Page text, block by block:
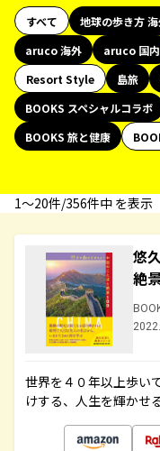
すべて 地球の歩き方
aruco 海外
aruco 国内
Resort Style
島旅
BOOKS スペシャルコラボ
BOOKS 旅と健康
1〜20件/356件中 を表示
悠
絶
世界を４０年以上歩い
けする、人生を輝かせ